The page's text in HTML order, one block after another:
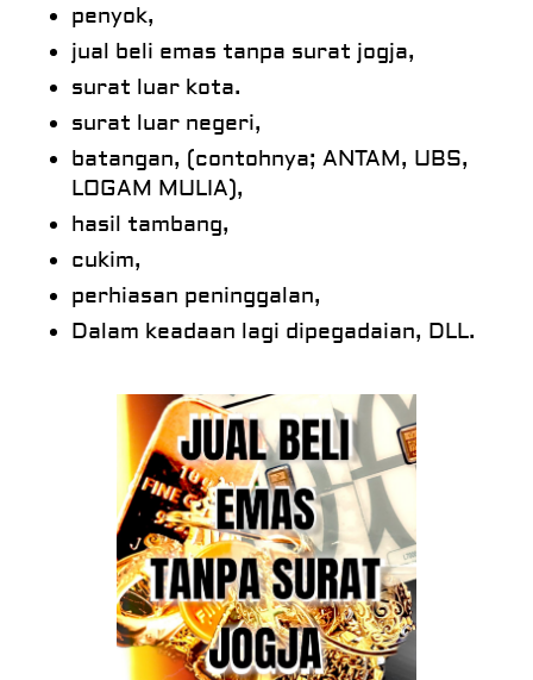
penyok,
jual beli emas tanpa surat jogja,
surat luar kota.
surat luar negeri,
batangan, (contohnya; ANTAM, UBS,
LOGAM MULIA),
hasil tambang,
cukim,
perhiasan peninggalan,
Dalam keadaan lagi dipegadaian, DLL.